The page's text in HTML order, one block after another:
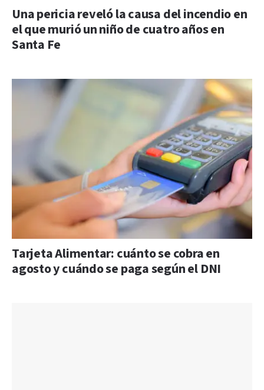
Una pericia reveló la causa del incendio en
el que murió un niño de cuatro años en
Santa Fe
Tarjeta Alimentar: cuánto se cobra en
agosto y cuándo se paga según el DNI